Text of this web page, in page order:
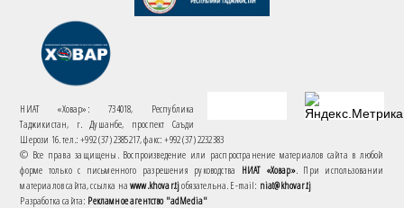
НИАТ «Ховар»: 734018, Республика
Таджикистан, г. Душанбе, проспект Саъди
Шерози 16. тел.: +992 (37) 2385217, факс: +992 (37) 2232383
© Все права защищены. Воспроизведение или распространение материалов сайта в любой
форме только с письменного разрешения руководства НИАТ «Ховар». При использовании
материалов сайта, ссылка наwww.khovar.tjобязательна. E-mail: niat@khovar.tj
Разработка сайта: Рекламное агентство "adMedia"